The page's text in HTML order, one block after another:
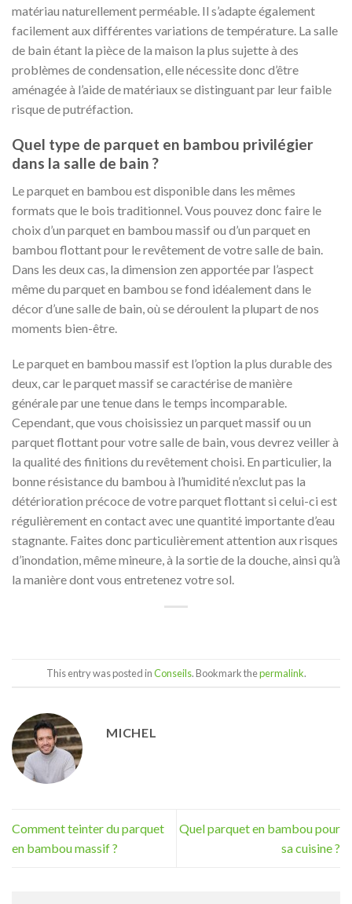
matériau naturellement perméable. Il s’adapte également
facilement aux différentes variations de température. La salle
de bain étant la pièce de la maison la plus sujette à des
problèmes de condensation, elle nécessite donc d’être
aménagée à l’aide de matériaux se distinguant par leur faible
risque de putréfaction.
Quel type de parquet en bambou privilégier
dans la salle de bain ?
Le parquet en bambou est disponible dans les mêmes
formats que le bois traditionnel. Vous pouvez donc faire le
choix d’un parquet en bambou massif ou d’un parquet en
bambou flottant pour le revêtement de votre salle de bain.
Dans les deux cas, la dimension zen apportée par l’aspect
même du parquet en bambou se fond idéalement dans le
décor d’une salle de bain, où se déroulent la plupart de nos
moments bien-être.
Le parquet en bambou massif est l’option la plus durable des
deux, car le parquet massif se caractérise de manière
générale par une tenue dans le temps incomparable.
Cependant, que vous choisissiez un parquet massif ou un
parquet flottant pour votre salle de bain, vous devrez veiller à
la qualité des finitions du revêtement choisi. En particulier, la
bonne résistance du bambou à l’humidité n’exclut pas la
détérioration précoce de votre parquet flottant si celui-ci est
régulièrement en contact avec une quantité importante d’eau
stagnante. Faites donc particulièrement attention aux risques
d’inondation, même mineure, à la sortie de la douche, ainsi qu’à
la manière dont vous entretenez votre sol.
This entry was posted inConseils. Bookmark thepermalink.
MICHEL
Comment teinter du parquet
en bambou massif ?
Quel parquet en bambou pour
sa cuisine ?